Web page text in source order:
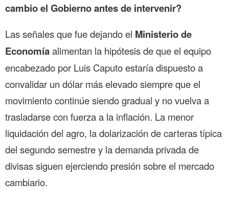
cambio el Gobierno antes de intervenir?
Las señales que fue dejando el Ministerio de
Economíaalimentan la hipótesis de que el equipo
encabezado por Luis Caputo estaría dispuesto a
convalidar un dólar más elevado siempre que el
movimiento continúe siendo gradual y no vuelva a
trasladarse con fuerza a la inflación. La menor
liquidación del agro, la dolarización de carteras típica
del segundo semestre y la demanda privada de
divisas siguen ejerciendo presión sobre el mercado
cambiario.